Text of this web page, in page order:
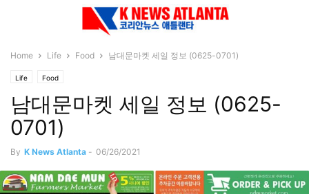
Home Life Food 남대문마켓 세일 정보 (0625-0701)
Life Food
남대문마켓 세일 정보 (0625-
0701)
By K News Atlanta - 06/26/2021